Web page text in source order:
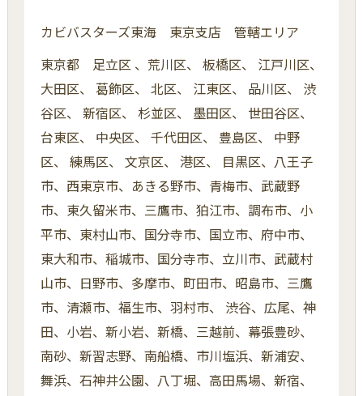
カビバスターズ東海 東京支店 管轄エリア
東京都 足立区 、荒川区、 板橋区、 江戸川区、
大田区、 葛飾区、 北区、 江東区、 品川区、 渋
谷区、 新宿区、 杉並区、 墨田区、 世田谷区、
台東区、 中央区、 千代田区、 豊島区、 中野
区、 練馬区、 文京区、 港区、 目黒区、八王子
市、西東京市、あきる野市、青梅市、武蔵野
市、東久留米市、三鷹市、狛江市、調布市、小
平市、東村山市、国分寺市、国立市、府中市、
東大和市、稲城市、国分寺市、立川市、武蔵村
山市、日野市、多摩市、町田市、昭島市、三鷹
市、清瀬市、福生市、羽村市、 渋谷、広尾、神
田、小岩、新小岩、新橋、三越前、幕張豊砂、
南砂、新習志野、南船橋、市川塩浜、新浦安、
舞浜、石神井公園、八丁堀、高田馬場、新宿、